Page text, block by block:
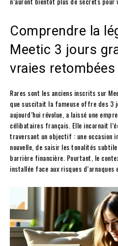
Comprendre la
Meetic 3 jours
vraies retombées
Rares sont les anciens inscrits sur
que suscitait la fameuse offre des
aujourd’hui révolue, a laissé une
célibataires français. Elle incarnait
traversant un objectif : une occasion
nouvelle, de saisir les tonalités
barrière financière. Pourtant, le
installée face aux risques